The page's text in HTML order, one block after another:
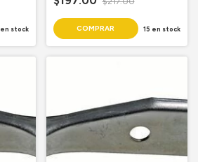
en stock 15 en stock